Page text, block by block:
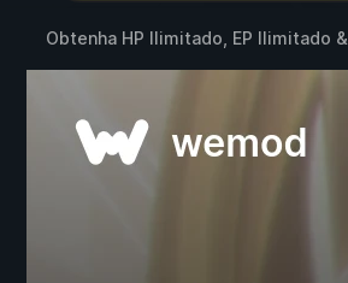
Obtenha HP Ilimitado, EP Ilimitado &